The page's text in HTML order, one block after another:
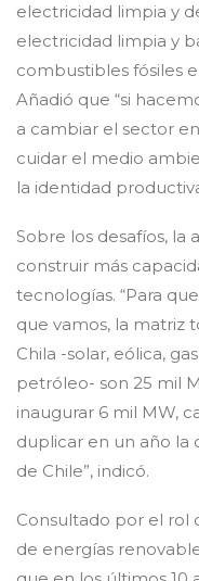
electricidad limpia y
electricidad limpia y
combustibles fósiles
Añadió que “si
a cambiar el sector
cuidar el medio
la identidad
Sobre los desafíos, la
construir más
tecnologías. “Para
que vamos, la matriz
Chila -solar, eólica,
petróleo- son 25 mil
inaugurar 6 mil MW,
duplicar en un año la
de Chile”, indicó.
Consultado por el
de energías